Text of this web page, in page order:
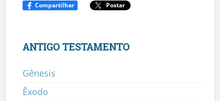
Compartilhar Postar
ANTIGO TESTAMENTO
Gênesis
Êxodo